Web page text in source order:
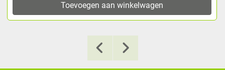
Toevoegen aan winkelwagen